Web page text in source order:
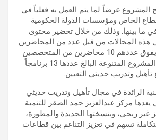
عرضاً لما يتم العمل به فعلياً في
الخاص ومؤسسات الدولة الحكومية
ما بينها. وذلك من خلال تحضير محتوى
المجالات من قبل عدد من المحاضرين
الوطنيين الخبراء، يفوق عددهم 10 محاضرين من المتخصصين
في مجالات برامج المشروع المتنوعة البالغ عددها 13 برنامجاً
وتدريب حديثي التعيين.
الرائدة في مجال تأهيل وتدريب حديثي
يعدها مركز عبدالعزيز حمد الصقر للتنمية
غير ربحي، وبنسختها الجديدة والمطورة،
تسهم في تعزيز التناغم بين قطاعات